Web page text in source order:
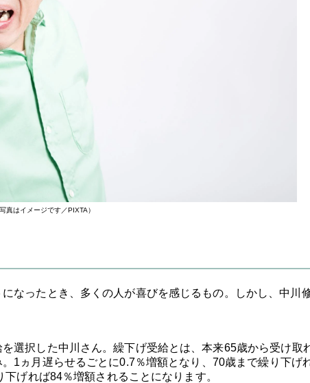
真はイメージです／PIXTA）
なったとき、多くの人が喜びを感じるもの。しかし、中川
選択した中川さん。繰下げ受給とは、本来65歳から受け取
1ヵ月遅らせるごとに0.7％増額となり、70歳まで繰り下げ
げれば84％増額されることになります。